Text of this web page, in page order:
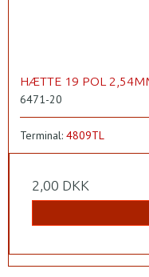
HÆTTE 19 POL
6471-20
Terminal: 4809TL
2,00 DKK